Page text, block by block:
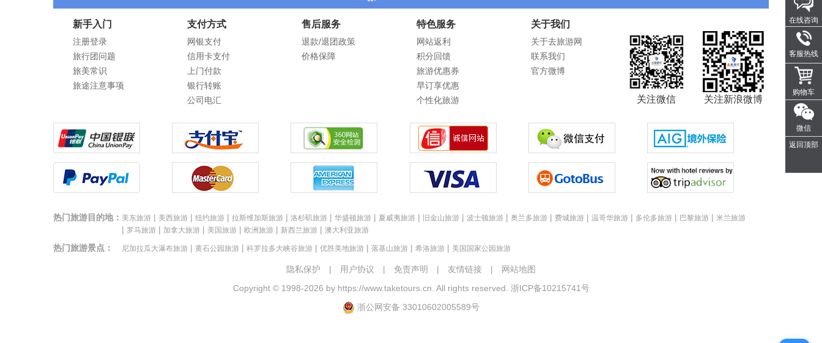
在线咨询
客服热线
购物车
微信
返回顶部
新手入门
注册登录
旅行团问题
旅美常识
旅途注意事项
支付方式
网银支付
信用卡支付
上门付款
银行转账
公司电汇
售后服务
退款/退团政策
价格保障
特色服务
网站返利
积分回馈
旅游优惠券
早订享优惠
个性化旅游
关于我们
关于去旅游网
联系我们
官方微博
关注微信 关注新浪微博
热门旅游目的地： 美东旅游 | 美西旅游 | 纽约旅游 | 拉斯维加斯旅游 | 洛杉矶旅游 | 华盛顿旅游 | 夏威夷旅游 | 旧金山旅游 | 波士顿旅游 | 奥兰多旅游 | 费城旅游 | 温哥华旅游 | 多伦多旅游 | 巴黎旅游 | 米兰旅游
| 罗马旅游 | 加拿大旅游 | 美国旅游 | 欧洲旅游 | 新西兰旅游 | 澳大利亚旅游
热门旅游景点： 尼加拉瓜大瀑布旅游 | 黄石公园旅游 | 科罗拉多大峡谷旅游 | 优胜美地旅游 | 落基山旅游 | 希洛旅游 | 美国国家公园旅游
隐私保护 | 用户协议 | 免责声明 | 友情链接 |
网站地图
Copyright © 1998-2026 by https://www.taketours.cn . All rights reserved. 浙ICP备10215741号
浙公网安备 33010602005589号